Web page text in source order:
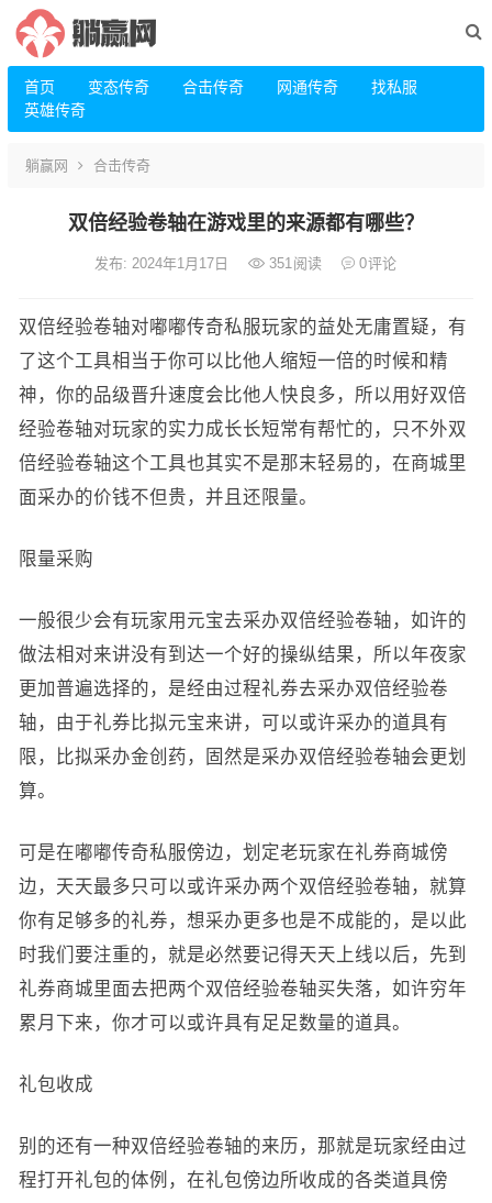
首页 变态传奇 合击传奇 网通传奇
找私服
英雄传奇
躺赢网 合击传奇
双倍经验卷轴在游戏里的来源都有哪些？
发布: 2024年1月17日 351阅读 0评论
双倍经验卷轴对嘟嘟传奇私服玩家的益处无庸置疑，有
了这个工具相当于你可以比他人缩短一倍的时候和精
神，你的品级晋升速度会比他人快良多，所以用好双倍
经验卷轴对玩家的实力成长长短常有帮忙的，只不外双
倍经验卷轴这个工具也其实不是那末轻易的，在商城里
面采办的价钱不但贵，并且还限量。
限量采购
一般很少会有玩家用元宝去采办双倍经验卷轴，如许的
做法相对来讲没有到达一个好的操纵结果，所以年夜家
更加普遍选择的，是经由过程礼券去采办双倍经验卷
轴，由于礼券比拟元宝来讲，可以或许采办的道具有
限，比拟采办金创药，固然是采办双倍经验卷轴会更划
算。
可是在嘟嘟传奇私服傍边，划定老玩家在礼券商城傍
边，天天最多只可以或许采办两个双倍经验卷轴，就算
你有足够多的礼券，想采办更多也是不成能的，是以此
时我们要注重的，就是必然要记得天天上线以后，先到
礼券商城里面去把两个双倍经验卷轴买失落，如许穷年
累月下来，你才可以或许具有足足数量的道具。
礼包收成
别的还有一种双倍经验卷轴的来历，那就是玩家经由过
程打开礼包的体例，在礼包傍边所收成的各类道具傍